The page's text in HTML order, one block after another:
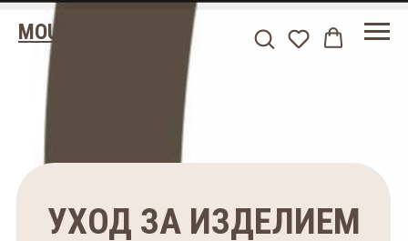
MOUTT SHÚT
УХОД ЗА ИЗДЕЛИЕМ
используются материалы